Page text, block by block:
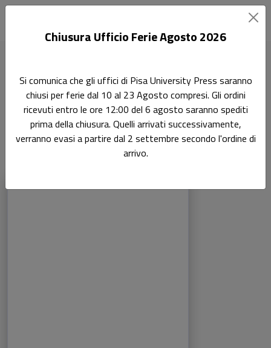
RicercaScienze economiche e
statistiche
Chiusura Ufficio Ferie Agosto 2026
Si comunica che gli uffici di Pisa University Press saranno
chiusi per ferie dal 10 al 23 Agosto compresi. Gli ordini
ricevuti entro le ore 12:00 del 6 agosto saranno spediti
prima della chiusura. Quelli arrivati successivamente,
verranno evasi a partire dal 2 settembre secondo l'ordine di
arrivo.